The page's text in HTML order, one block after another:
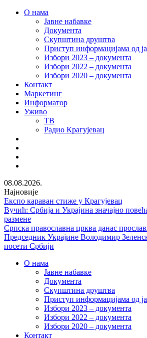
О нама
Јавне набавке
Документа
Скупштина друштва
Приступ информацијама од
Избори 2023 – документа
Избори 2022 – документа
Избори 2020 – документа
Контакт
Маркетинг
Информатор
Уживо
ТВ
Радио Крагујевац
08.08.2026.
Најновије
Експо караван стиже у Крагујевац
Вучић: Србија и Украјина значајно
размене
Српска православна црква данас
Председник Украјине Володимир
посети Србији
О нама
Јавне набавке
Документа
Скупштина друштва
Приступ информацијама од
Избори 2023 – документа
Избори 2022 – документа
Избори 2020 – документа
Контакт